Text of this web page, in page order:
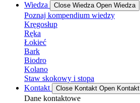
Wiedza
Close Wiedza Open Wiedza
Poznaj kompendium wiedzy
Kręgosłup
Ręka
Łokieć
Bark
Biodro
Kolano
Staw skokowy i stopa
Kontakt
Close Kontakt Open Kontakt
Dane kontaktowe